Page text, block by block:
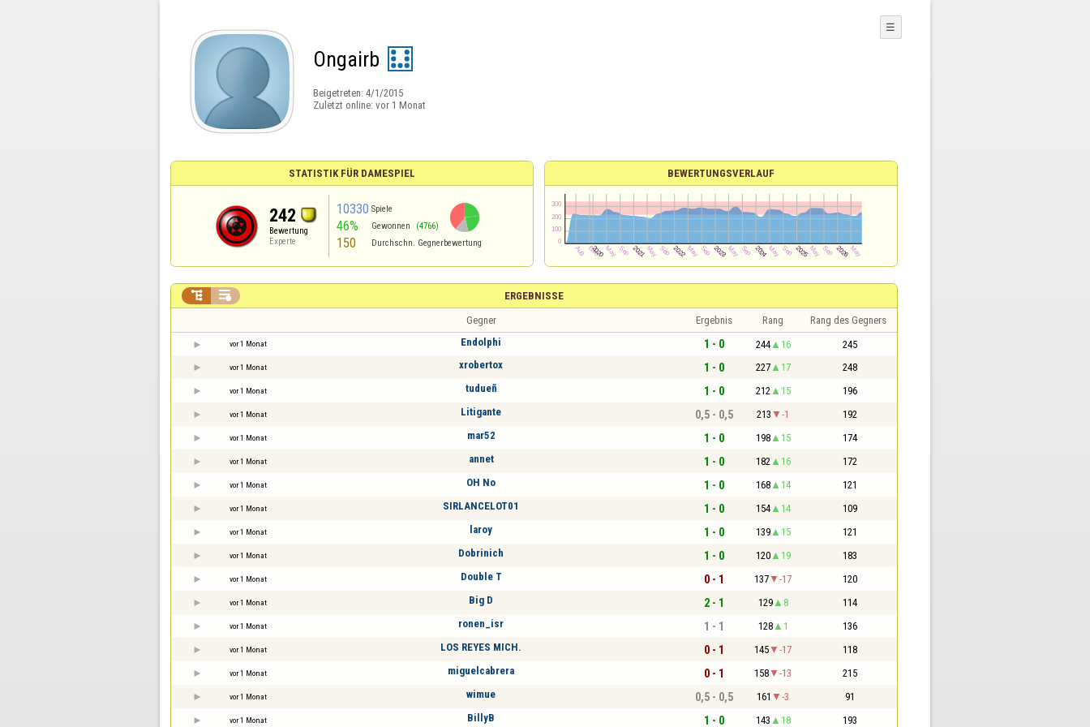
Ongairb
Beigetreten: 4/1/2015
Zuletzt online: vor 1 Monat
☰
STATISTIK FÜR DAMESPIEL
242
Bewertung
Experte
10330 Spiele
46% Gewonnen (4766)
150 Durchschn. Gegnerbewertung
BEWERTUNGSVERLAUF
ERGEBNISSE
 
Gegner Ergebnis Rang Rang des Gegners
vor 1 Monat Endolphi 1 - 0 244 16 245
vor 1 Monat xrobertox 1 - 0 227 17 248
vor 1 Monat tudueñ 1 - 0 212 15 196
vor 1 Monat Litigante 0,5 - 0,5 213 -1 192
vor 1 Monat mar52 1 - 0 198 15 174
vor 1 Monat annet 1 - 0 182 16 172
vor 1 Monat OH No 1 - 0 168 14 121
vor 1 Monat SIRLANCELOT01 1 - 0 154 14 109
vor 1 Monat laroy 1 - 0 139 15 121
vor 1 Monat Dobrinich 1 - 0 120 19 183
vor 1 Monat Double T 0 - 1 137 -17 120
vor 1 Monat Big D 2 - 1 129 8 114
vor 1 Monat ronen_isr 1 - 1 128 1 136
vor 1 Monat LOS REYES MICH. 0 - 1 145 -17 118
vor 1 Monat miguelcabrera 0 - 1 158 -13 215
vor 1 Monat wimue 0,5 - 0,5 161 -3 91
vor 1 Monat BillyB 1 - 0 143 18 193